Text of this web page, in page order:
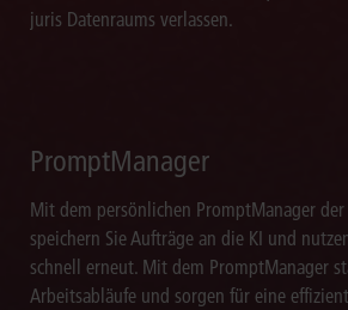
juris Datenraums verlassen.
PromptManager
Mit dem persönlichen PromptManager
speichern Sie Aufträge an die KI und
schnell erneut. Mit dem PromptManager
Arbeitsabläufe und sorgen für eine